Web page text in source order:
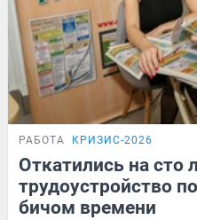
РАБОТА КРИЗИС-2026
Откатились на сто
трудоустройство
бичом времени